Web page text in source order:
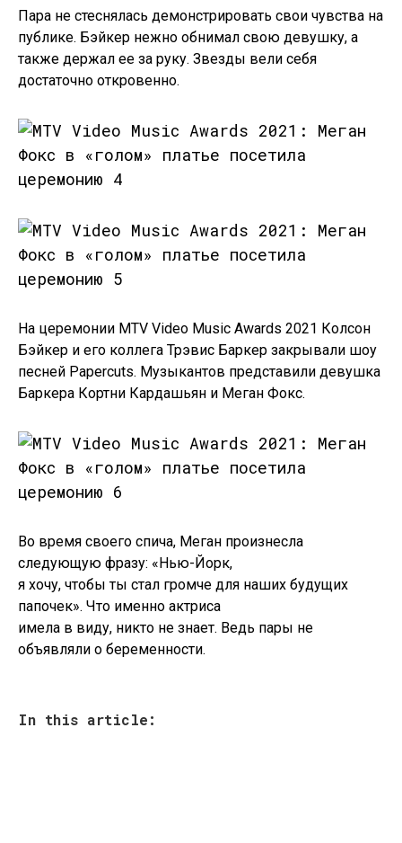
Пара не стеснялась демонстрировать свои чувства на
публике. Бэйкер нежно обнимал свою девушку, а
также держал ее за руку. Звезды вели себя
достаточно откровенно.
На церемонии MTV Video Music Awards 2021 Колсон
Бэйкер и его коллега Трэвис Баркер закрывали шоу
песней Papercuts. Музыкантов представили девушка
Баркера Кортни Кардашьян и Меган Фокс.
Во время своего спича, Меган произнесла
следующую фразу: «Нью-Йорк,
я хочу, чтобы ты стал громче для наших будущих
папочек». Что именно актриса
имела в виду, никто не знает. Ведь пары не
объявляли о беременности.
In this article: